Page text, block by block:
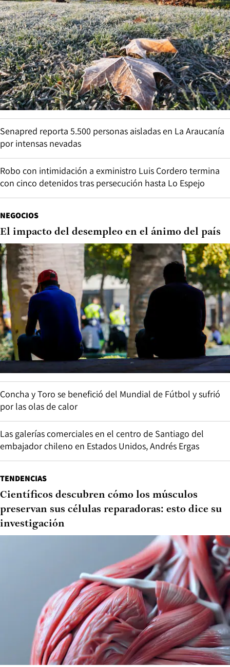
Senapred reporta 5.500 personas aisladas en La Araucanía
por intensas nevadas
Robo con intimidación a exministro Luis Cordero termina
con cinco detenidos tras persecución hasta Lo Espejo
NEGOCIOS
El impacto del desempleo en el ánimo del país
Concha y Toro se benefició del Mundial de Fútbol y sufrió
por las olas de calor
Las galerías comerciales en el centro de Santiago del
embajador chileno en Estados Unidos, Andrés Ergas
TENDENCIAS
Científicos descubren cómo los músculos
preservan sus células reparadoras: esto dice su
investigación